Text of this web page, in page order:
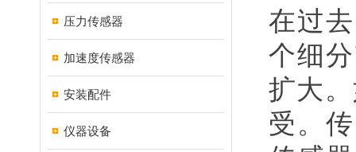
压力传感器
加速度传感器
安装配件
仪器设备
在过
个细
扩大
受。